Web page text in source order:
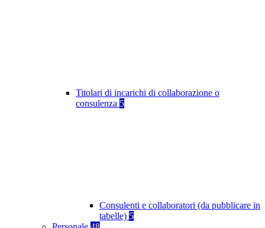
Titolari di incarichi di collaborazione o
consulenza 5
Consulenti e collaboratori (da pubblicare in
tabelle) 5